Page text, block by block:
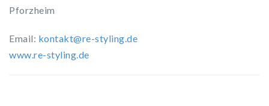
Pforzheim
Email: kontakt@re-styling.de
www.re-styling.de